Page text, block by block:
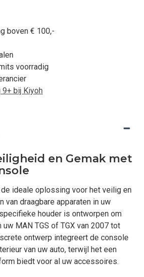
boven € 100,-
voorradig
bij Kiyoh
en Gemak met
ideale oplossing voor het veilig en
van draagbare apparaten in uw
houder is ontworpen om
MAN TGS of TGX van 2007 tot
ontwerp integreert de console
van uw auto, terwijl het een
biedt voor al uw accessoires.